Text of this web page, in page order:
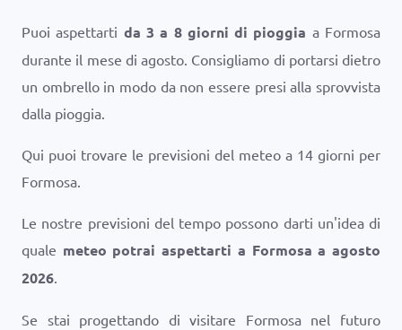
Puoi aspettarti da 3 a 8 giorni di pioggia a Formosa
durante il mese di agosto. Consigliamo di portarsi dietro
un ombrello in modo da non essere presi alla sprovvista
dalla pioggia.
Qui puoi trovare le previsioni del meteo a 14 giorni per
Formosa.
Le nostre previsioni del tempo possono darti un'idea di
quale meteo potrai aspettarti a Formosa a agosto
2026.
Se stai progettando di visitare Formosa nel futuro